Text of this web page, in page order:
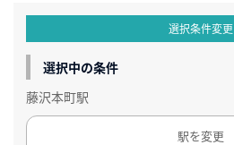
選択条件変更
選択中の条件
藤沢本町駅
駅を変更